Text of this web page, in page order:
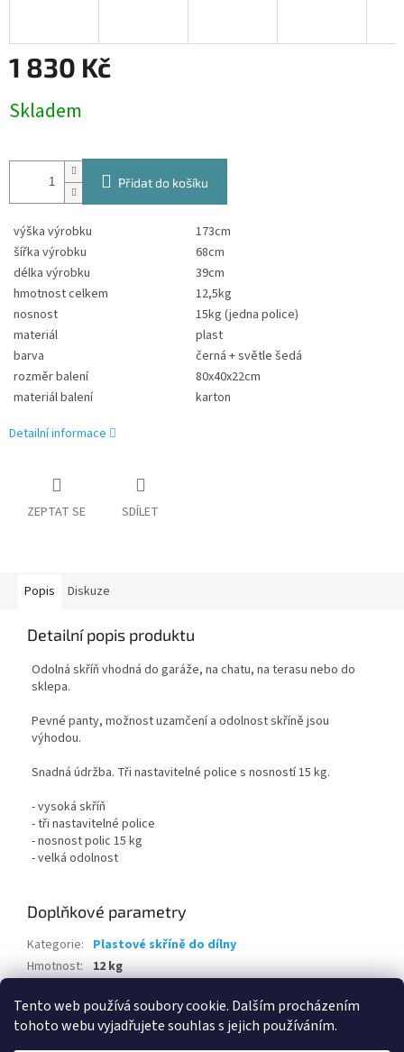
Tento web používá soubory cookie. Dalším procházením
tohoto webu vyjadřujete souhlas s jejich používáním.
1 830 Kč
cena:
Skladem
Přidat do košíku
výška výrobku
173cm
šířka výrobku
68cm
délka výrobku
39cm
hmotnost celkem
12,5kg
nosnost
15kg (jedna police)
materiál
plast
barva
černá + světle šedá
rozměr balení
80x40x22cm
materiál balení
karton
Detailní informace
ZEPTAT SE SDÍLET
Popis Diskuze
Detailní popis produktu
Odolná skříň vhodná do garáže, na chatu, na terasu nebo do
sklepa.
Pevné panty, možnost uzamčení a odolnost skříně jsou
výhodou.
Snadná údržba. Tři nastavitelné police s nosností 15 kg.
- vysoká skříň
- tři nastavitelné police
- nosnost polic 15 kg
- velká odolnost
Doplňkové parametry
Kategorie: Plastové skříně do dílny
Hmotnost: 12 kg